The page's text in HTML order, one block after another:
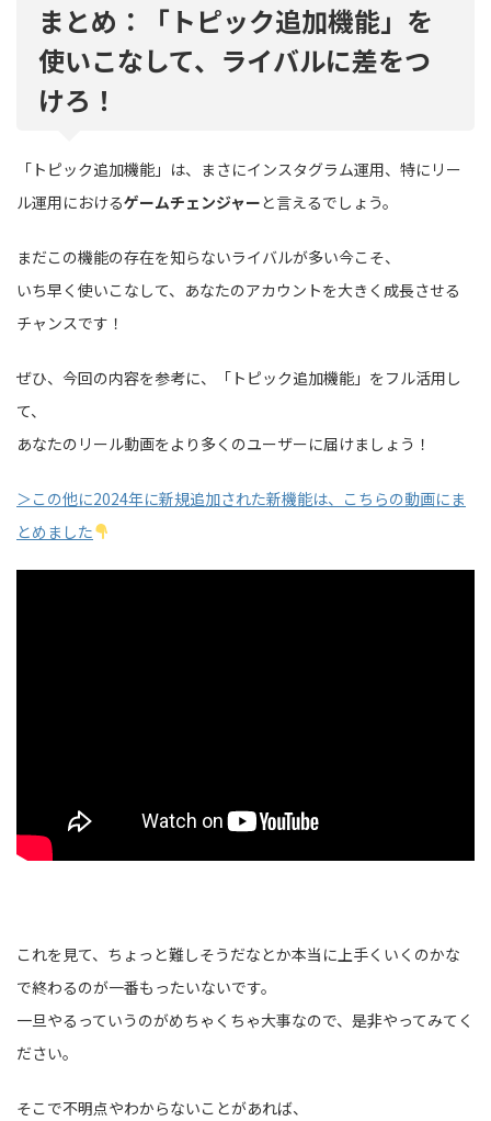
まとめ：「トピック追加機能」を
使いこなして、ライバルに差をつ
けろ！
「トピック追加機能」は、まさにインスタグラム運用、特にリー
ル運用におけるゲームチェンジャーと言えるでしょう。
まだこの機能の存在を知らないライバルが多い今こそ、
いち早く使いこなして、あなたのアカウントを大きく成長させる
チャンスです！
ぜひ、今回の内容を参考に、「トピック追加機能」をフル活用し
て、
あなたのリール動画をより多くのユーザーに届けましょう！
＞この他に2024年に新規追加された新機能は、こちらの動画にま
とめました
これを見て、ちょっと難しそうだなとか本当に上手くいくのかな
で終わるのが一番もったいないです。
一旦やるっていうのがめちゃくちゃ大事なので、是非やってみてく
ださい。
そこで不明点やわからないことがあれば、